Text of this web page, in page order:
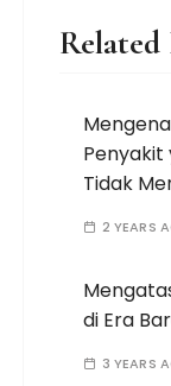
Related
Penyakit
Tidak
2 YEARS
di Era
3 YEARS